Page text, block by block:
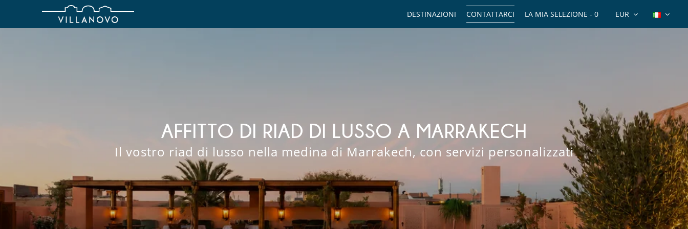
EUR
LA MIA SELEZIONE - 0
CONTATTARCI
DESTINAZIONI
AFFITTO DI RIAD DI LUSSO A MARRAKECH
Il vostro riad di lusso nella medina di Marrakech, con servizi personalizzati